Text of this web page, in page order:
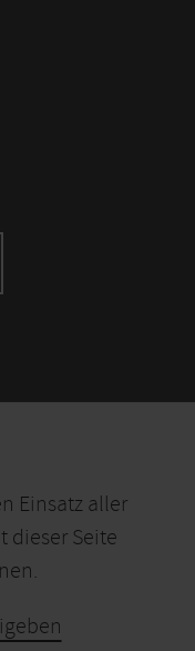
Einsatz aller
dieser Seite